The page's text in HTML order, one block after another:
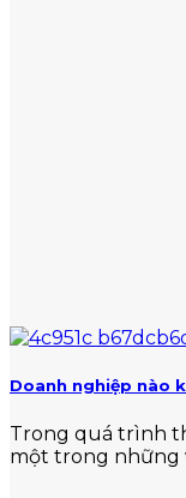
Doanh nghiệp nào
Trong quá trình
một trong những